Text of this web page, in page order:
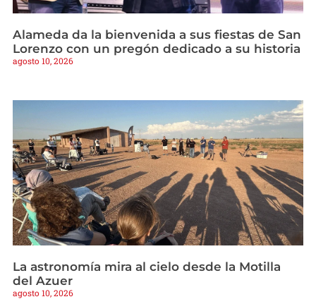
Alameda da la bienvenida a sus fiestas de San
Lorenzo con un pregón dedicado a su historia
agosto 10, 2026
La astronomía mira al cielo desde la Motilla
del Azuer
agosto 10, 2026